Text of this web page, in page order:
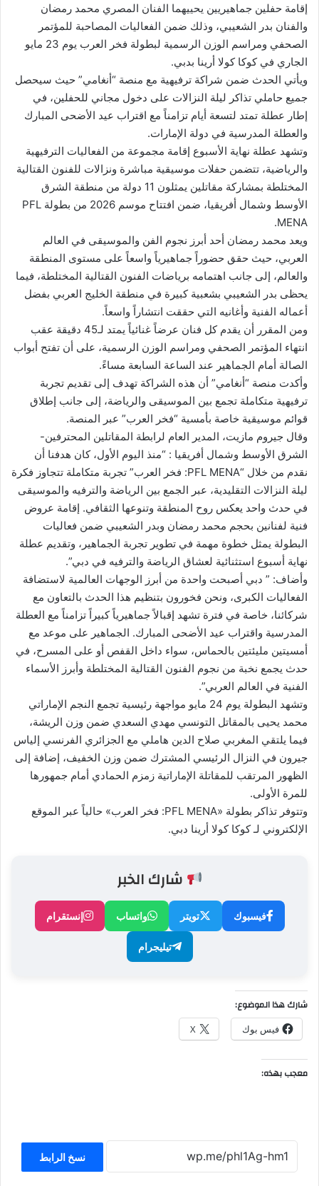
إقامة حفلين جماهيريين يحييهما الفنان المصري محمد رمضان
والفنان بدر الشعيبي، وذلك ضمن الفعاليات المصاحبة للمؤتمر
الصحفي ومراسم الوزن الرسمية لبطولة فخر العرب يوم 23 مايو
الجاري في كوكا كولا أرينا بدبي.
ويأتي الحدث ضمن شراكة ترفيهية مع منصة “أنغامي” حيث سيحصل
جميع حاملي تذاكر ليلة النزالات على دخول مجاني للحفلين، في
إطار عطلة تمتد لتسعة أيام تزامناً مع اقتراب عيد الأضحى المبارك
والعطلة المدرسية في دولة الإمارات.
وتشهد عطلة نهاية الأسبوع إقامة مجموعة من الفعاليات الترفيهية
والرياضية، تتضمن حفلات موسيقية مباشرة ونزالات للفنون القتالية
المختلطة بمشاركة مقاتلين يمثلون 11 دولة من منطقة الشرق
الأوسط وشمال أفريقيا، ضمن افتتاح موسم 2026 من بطولة PFL
MENA.
ويعد محمد رمضان أحد أبرز نجوم الفن والموسيقى في العالم
العربي، حيث حقق حضوراً جماهيرياً واسعاً على مستوى المنطقة
والعالم، إلى جانب اهتمامه برياضات الفنون القتالية المختلطة، فيما
يحظى بدر الشعيبي بشعبية كبيرة في منطقة الخليج العربي بفضل
أعماله الفنية وأغانيه التي حققت انتشاراً واسعاً.
ومن المقرر أن يقدم كل فنان عرضاً غنائياً يمتد لـ45 دقيقة عقب
انتهاء المؤتمر الصحفي ومراسم الوزن الرسمية، على أن تفتح أبواب
الصالة أمام الجماهير عند الساعة السابعة مساءً.
وأكدت منصة “أنغامي” أن هذه الشراكة تهدف إلى تقديم تجربة
ترفيهية متكاملة تجمع بين الموسيقى والرياضة، إلى جانب إطلاق
قوائم موسيقية خاصة بأمسية “فخر العرب” عبر المنصة.
وقال جيروم مازيت، المدير العام لرابطة المقاتلين المحترفين-
الشرق الأوسط وشمال أفريقيا : “منذ اليوم الأول، كان هدفنا أن
نقدم من خلال “PFL MENA: فخر العرب” تجربة متكاملة تتجاوز فكرة
ليلة النزالات التقليدية، عبر الجمع بين الرياضة والترفيه والموسيقى
في حدث واحد يعكس روح المنطقة وتنوعها الثقافي. إقامة عروض
فنية لفنانين بحجم محمد رمضان وبدر الشعيبي ضمن فعاليات
البطولة يمثل خطوة مهمة في تطوير تجربة الجماهير، وتقديم عطلة
نهاية أسبوع استثنائية لعشاق الرياضة والترفيه في دبي”.
وأضاف: ” دبي أصبحت واحدة من أبرز الوجهات العالمية لاستضافة
الفعاليات الكبرى، ونحن فخورون بتنظيم هذا الحدث بالتعاون مع
شركائنا، خاصة في فترة تشهد إقبالاً جماهيرياً كبيراً تزامناً مع العطلة
المدرسية واقتراب عيد الأضحى المبارك. الجماهير على موعد مع
أمسيتين مليئتين بالحماس، سواء داخل القفص أو على المسرح، في
حدث يجمع نخبة من نجوم الفنون القتالية المختلطة وأبرز الأسماء
الفنية في العالم العربي”.
وتشهد البطولة يوم 24 مايو مواجهة رئيسية تجمع النجم الإماراتي
محمد يحيى بالمقاتل التونسي مهدي السعدي ضمن وزن الريشة،
فيما يلتقي المغربي صلاح الدين هاملي مع الجزائري الفرنسي إلياس
جيرون في النزال الرئيسي المشترك ضمن وزن الخفيف، إضافة إلى
الظهور المرتقب للمقاتلة الإماراتية زمزم الحمادي أمام جمهورها
للمرة الأولى.
وتتوفر تذاكر بطولة «PFL MENA: فخر العرب» حالياً عبر الموقع
الإلكتروني لـ كوكا كولا أرينا دبي.
شارك الخبر
فيسبوك تويتر واتساب إنستقرام
تيليجرام
شارك هذا الموضوع:
فيس بوك X
معجب بهذه:
نسخ الرابط